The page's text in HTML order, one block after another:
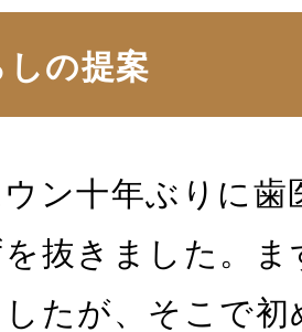
しの提案
ン十年ぶりに歯
抜きました。
たが、そこで初